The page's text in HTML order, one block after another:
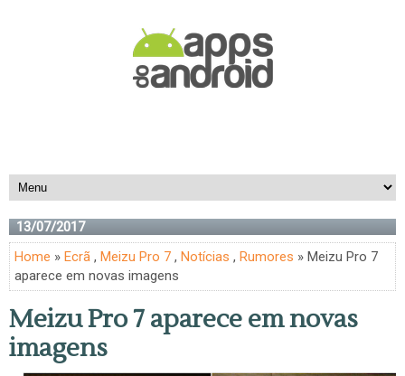
13/07/2017
Home » Ecrã , Meizu Pro 7 , Notícias , Rumores » Meizu Pro 7
aparece em novas imagens
Meizu Pro 7 aparece em novas
imagens